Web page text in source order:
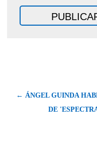
← ÁNGEL GUINDA
DE